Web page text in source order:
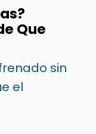
Que
sin
el